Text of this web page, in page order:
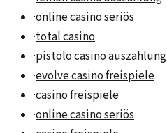
·online casino seriös
·total casino
·pistolo casino auszahlung
·evolve casino freispiele
·casino freispiele
·online casino seriös